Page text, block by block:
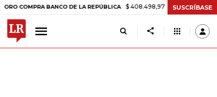
BANCO DE LA REPÚBLICA $ 408.498,97 +$ 8.753,81 +2,19%
SUSCRÍBASE